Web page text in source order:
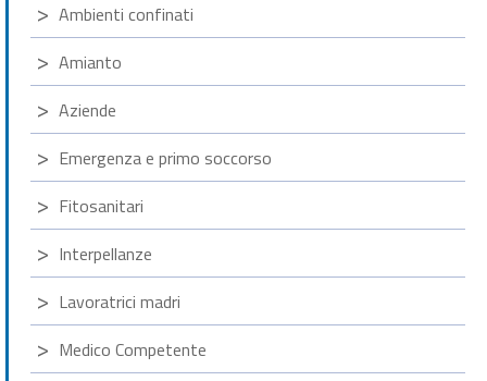
Ambienti confinati
Amianto
Aziende
Emergenza e primo soccorso
Fitosanitari
Interpellanze
Lavoratrici madri
Medico Competente